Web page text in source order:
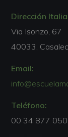
Dirección
Via Isonzo, 67
40033,
Email:
Teléfono:
00 34 877